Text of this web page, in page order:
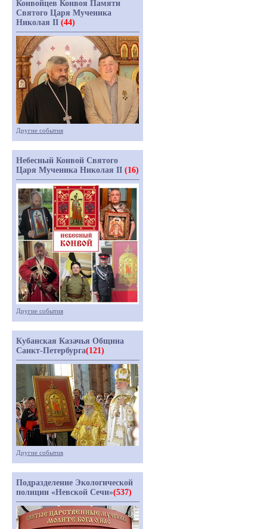
Конвойцев Конвоя Памяти
Святого Царя Мученика
Николая II (44)
Другие события
Небесный Конвой Святого
Царя Мученика Николая II (16)
Другие события
Кубанская Казачья Община
Санкт-Петербурга(121)
Другие события
Подразделение Экологической
полиции «Невской Сечи»(537)